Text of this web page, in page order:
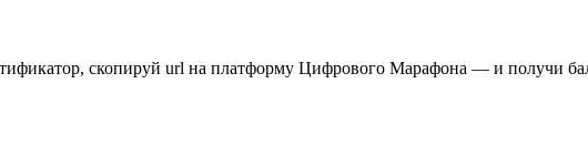
скопируй url на платформу Цифрового Марафона — и получи